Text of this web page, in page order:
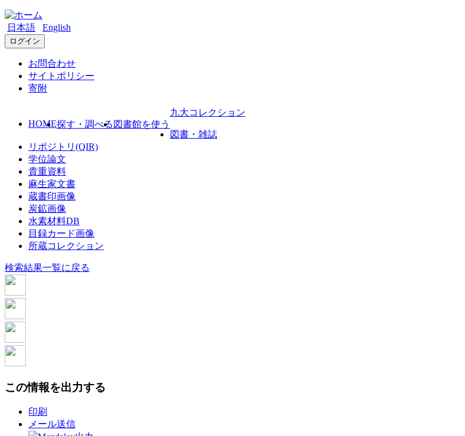
日本語 English
ログイン
お問合わせ
サイトポリシー
寄附
HOME探す・調べる 図書館を使う
九大コレクション
図書・雑誌
リポジトリ(QIR)
学位論文
貴重資料
麻生家文書
蔵書印画像
炭鉱画像
水素材料DB
目録カード画像
所蔵コレクション
検索結果一覧に戻る
この情報を出力する
印刷
メール送信